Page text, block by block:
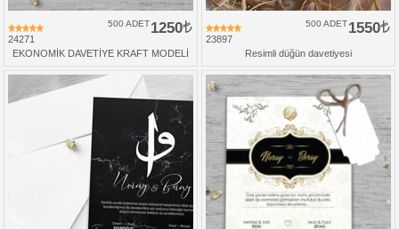
24271
1250
500 ADET
EKONOMİK DAVETİYE KRAFT MODELİ
23897
1550
500 ADET
Resimli düğün davetiyesi